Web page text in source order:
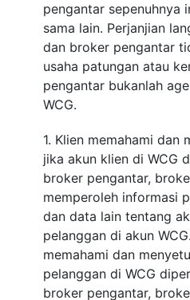
pengantar sepenuhnya
sama lain. Perjanjian
dan broker pengantar
usaha patungan atau
pengantar bukanlah
WCG.
1. Klien memahami dan
jika akun klien di WCG
broker pengantar,
memperoleh informasi
dan data lain tentang
pelanggan di akun
memahami dan
pelanggan di WCG
broker pengantar,